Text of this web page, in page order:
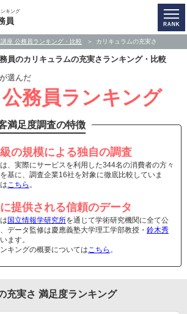
キング
員
座 公務員ランキング・比較 カリキュラムの充実さ
員のカリキュラムの充実さランキング・比較
選んだ
務員ランキング
満足度調査の特徴
の規模による独自の調査
、実際にサービスを利用した344名の消費者の方々
基に、調査企業16社を対象に徹底比較していま
こちら 。
提供される信頼のデータ
国立情報学研究所を通じて学術研究機関に全て公
データ監修は慶應義塾大学理工学部教授・ 鈴木秀
ます。
キングの概要についてはこちら 。
充実さ 満足度ランキング